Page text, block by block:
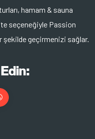
hamam & sauna
seçeneğiyle Passion
geçirmenizi sağlar.